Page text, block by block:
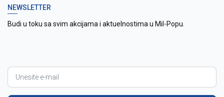
NEWSLETTER
Budi u toku sa svim akcijama i aktuelnostima u Mil-Popu.